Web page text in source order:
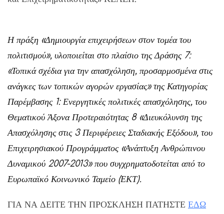
Η πράξη «Δημιουργία επιχειρήσεων στον τομέα του
πολιτισμού», υλοποιείται στο πλαίσιο της Δράσης 7:
«Τοπικά σχέδια για την απασχόληση, προσαρμοσμένα στις
ανάγκες των τοπικών αγορών εργασίας» της Κατηγορίας
Παρέμβασης 1: Ενεργητικές πολιτικές απασχόλησης, του
Θεματικού Άξονα Προτεραιότητας 8 «Διευκόλυνση της
Απασχόλησης στις 3 Περιφέρειες Σταδιακής Εξόδου», του
Επιχειρησιακού Προγράμματος «Ανάπτυξη Ανθρώπινου
Δυναμικού 2007-2013» που συγχρηματοδοτείται από το
Ευρωπαϊκό Κοινωνικό Ταμείο (ΕΚΤ).
ΓΙΑ ΝΑ ΔΕΙΤΕ ΤΗΝ ΠΡΟΣΚΛΗΣΗ ΠΑΤΗΣΤΕ ΕΔΩ